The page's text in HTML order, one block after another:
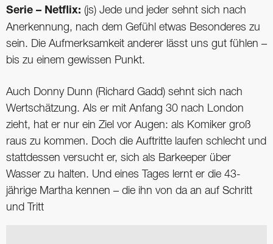
Serie – Netflix: (js) Jede und jeder sehnt sich nach
Anerkennung, nach dem Gefühl etwas Besonderes zu
sein. Die Aufmerksamkeit anderer lässt uns gut fühlen –
bis zu einem gewissen Punkt.
Auch Donny Dunn (Richard Gadd) sehnt sich nach
Wertschätzung. Als er mit Anfang 30 nach London
zieht, hat er nur ein Ziel vor Augen: als Komiker groß
raus zu kommen. Doch die Auftritte laufen schlecht und
stattdessen versucht er, sich als Barkeeper über
Wasser zu halten. Und eines Tages lernt er die 43-
jährige Martha kennen – die ihn von da an auf Schritt
und Tritt